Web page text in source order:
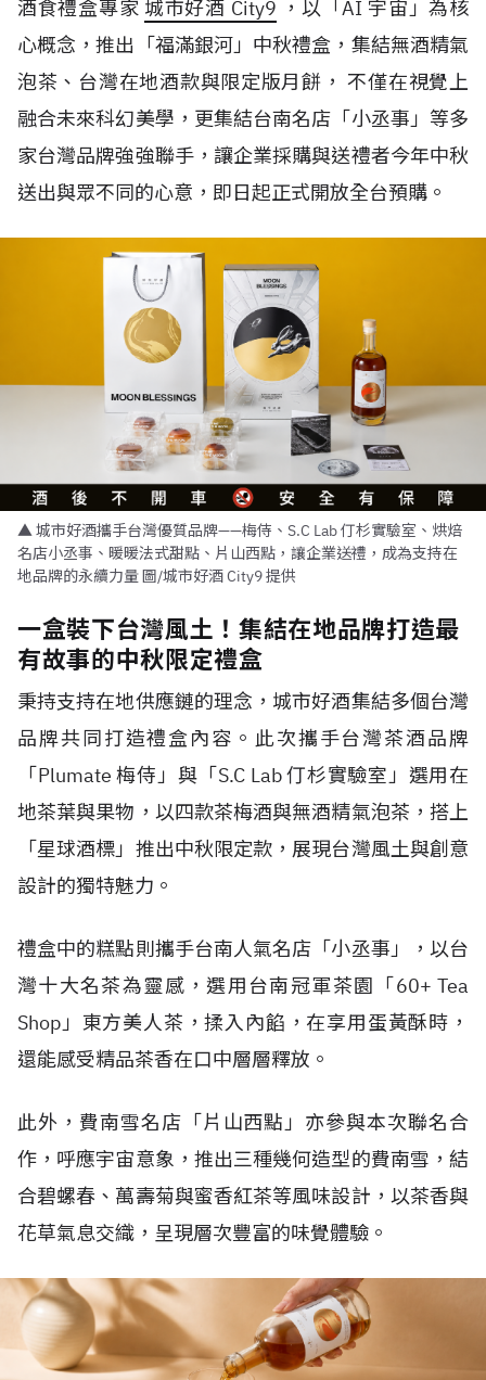
酒食禮盒專家 城市好酒 City9 ，以「AI 宇宙」為核
心概念，推出「福滿銀河」中秋禮盒，集結無酒精氣
泡茶、台灣在地酒款與限定版月餅， 不僅在視覺上
融合未來科幻美學，更集結台南名店「小丞事」等多
家台灣品牌強強聯手，讓企業採購與送禮者今年中秋
送出與眾不同的心意，即日起正式開放全台預購。
▲ 城市好酒攜手台灣優質品牌——梅侍、S.C Lab 仃杉實驗室、烘焙
名店小丞事、暖暖法式甜點、片山西點，讓企業送禮，成為支持在
地品牌的永續力量 圖/城市好酒 City9 提供
一盒裝下台灣風土！集結在地品牌打造最
有故事的中秋限定禮盒
秉持支持在地供應鏈的理念，城市好酒集結多個台灣
品牌共同打造禮盒內容。此次攜手台灣茶酒品牌
「Plumate 梅侍」與「S.C Lab 仃杉實驗室」選用在
地茶葉與果物，以四款茶梅酒與無酒精氣泡茶，搭上
「星球酒標」推出中秋限定款，展現台灣風土與創意
設計的獨特魅力。
禮盒中的糕點則攜手台南人氣名店「小丞事」，以台
灣十大名茶為靈感，選用台南冠軍茶園「60+ Tea
Shop」東方美人茶，揉入內餡，在享用蛋黃酥時，
還能感受精品茶香在口中層層釋放。
此外，費南雪名店「片山西點」亦參與本次聯名合
作，呼應宇宙意象，推出三種幾何造型的費南雪，結
合碧螺春、萬壽菊與蜜香紅茶等風味設計，以茶香與
花草氣息交織，呈現層次豐富的味覺體驗。